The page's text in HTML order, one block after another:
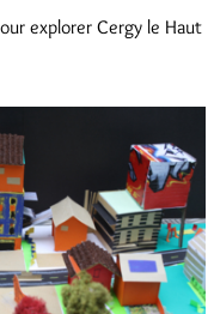
explorer Cergy le Haut